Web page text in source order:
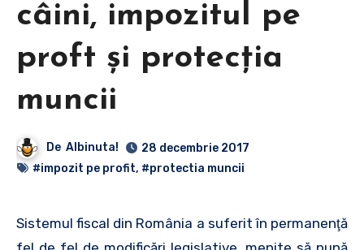
câini, impozitul pe
proft şi protecţia
muncii
De Albinuta!
28 decembrie 2017
#impozit pe profit, #protectia muncii
Sistemul fiscal din România a suferit în permanenţă